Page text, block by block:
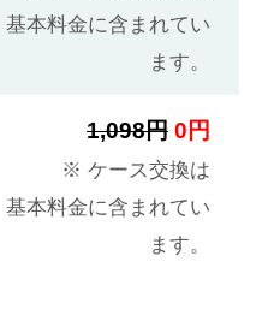
基本料金に含まれてい
ます。
1,098円 0円
※ ケース交換は
基本料金に含まれてい
ます。